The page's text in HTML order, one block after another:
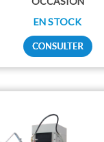
EN STOCK